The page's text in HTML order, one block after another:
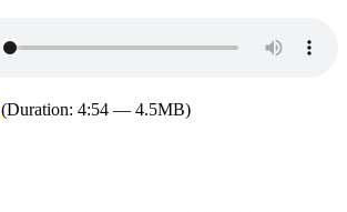
(Duration: 4:54 — 4.5MB)